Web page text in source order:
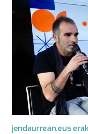
jendaurrean.eus